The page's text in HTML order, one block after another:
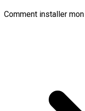
Comment installer